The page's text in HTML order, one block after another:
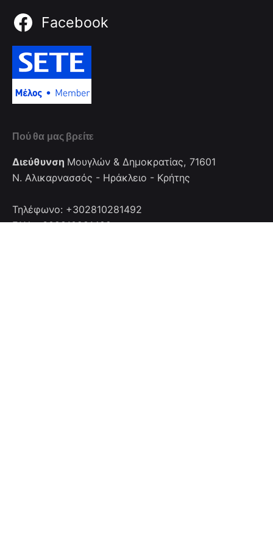
Facebook
Πού θα μας βρείτε
Διεύθυνση Μουγλών & Δημοκρατίας, 71601
Ν. Αλικαρνασσός - Ηράκλειο - Κρήτης
Τηλέφωνο: +302810281492
FAX: +302810281492